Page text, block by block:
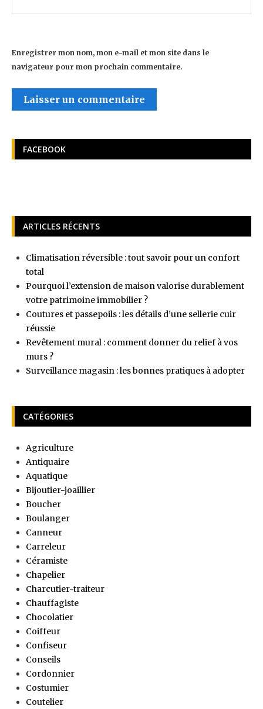
Enregistrer mon nom, mon e-mail et mon site dans le
navigateur pour mon prochain commentaire.
FACEBOOK
ARTICLES RÉCENTS
Climatisation réversible : tout savoir pour un confort
total
Pourquoi l’extension de maison valorise durablement
votre patrimoine immobilier ?
Coutures et passepoils : les détails d’une sellerie cuir
réussie
Revêtement mural : comment donner du relief à vos
murs ?
Surveillance magasin : les bonnes pratiques à adopter
CATÉGORIES
Agriculture
Antiquaire
Aquatique
Bijoutier-joaillier
Boucher
Boulanger
Canneur
Carreleur
Céramiste
Chapelier
Charcutier-traiteur
Chauffagiste
Chocolatier
Coiffeur
Confiseur
Conseils
Cordonnier
Costumier
Coutelier